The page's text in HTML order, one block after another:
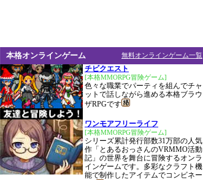
無料オンラインゲーム一覧
本格オンラインゲーム
チビクエスト
[本格MMORPG冒険ゲーム]
色々な職業でパーティを組んでチャ
ットで話しながら進める本格ブラウ
ザRPGです
ワンモアフリーライフ
[本格MMORPG冒険ゲーム]
シリーズ累計発行部数31万部の人気
作「とあるおっさんのVRMMO活動
記」の世界を舞台に冒険するオンラ
インゲームです。多彩なクラフト機
能で制作したアイテムでコンビネー